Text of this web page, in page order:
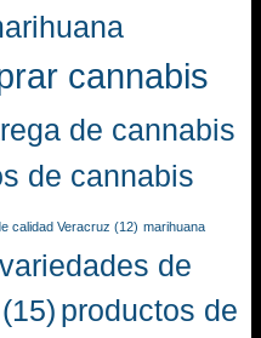
cannabis
de cannabis
de cannabis
calidad Veracruz (12) marihuana
de
(15) productos de